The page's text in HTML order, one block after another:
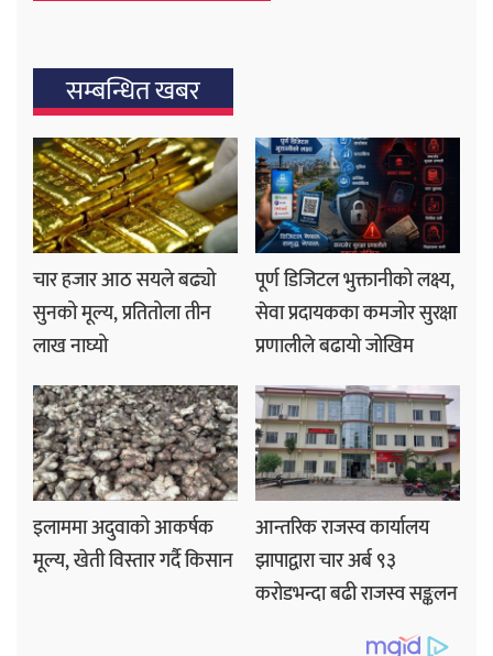
सम्बन्धित खबर
चार हजार आठ सयले बढ्यो
सुनको मूल्य, प्रतितोला तीन
लाख नाघ्यो
पूर्ण डिजिटल भुक्तानीको लक्ष्य,
सेवा प्रदायकका कमजोर सुरक्षा
प्रणालीले बढायो जोखिम
इलाममा अदुवाको आकर्षक
मूल्य, खेती विस्तार गर्दै किसान
आन्तरिक राजस्व कार्यालय
झापाद्वारा चार अर्ब ९३
करोडभन्दा बढी राजस्व सङ्कलन